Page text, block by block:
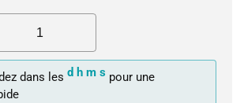
dans les d h m s pour une